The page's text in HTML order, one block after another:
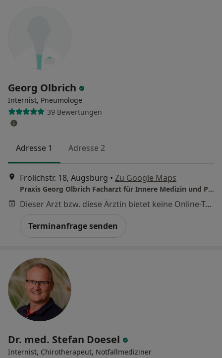
Georg Olbrich
Internist, Pneumologe
39 Bewertungen
Adresse 1 Adresse 2
Frölichstr. 18, Augsburg • Zu Google Maps
Praxis Georg Olbrich Facharzt für Innere Medizin und Pneumologie
Dieser Arzt bzw. diese Ärztin bietet keine Online-Terminbuchung an diesem Standort an.
Terminanfrage senden
Dr. med. Stefan Doesel
Internist, Chirotherapeut, Notfallmediziner